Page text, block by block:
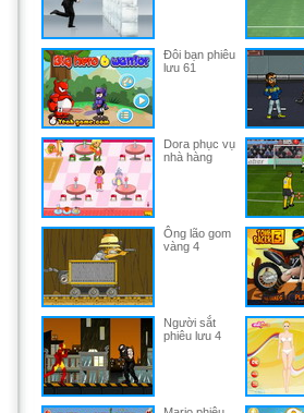
Đôi bạn phiêu
lưu 61
Dora phục vụ
nhà hàng
Ông lão gom
vàng 4
Người sắt
phiêu lưu 4